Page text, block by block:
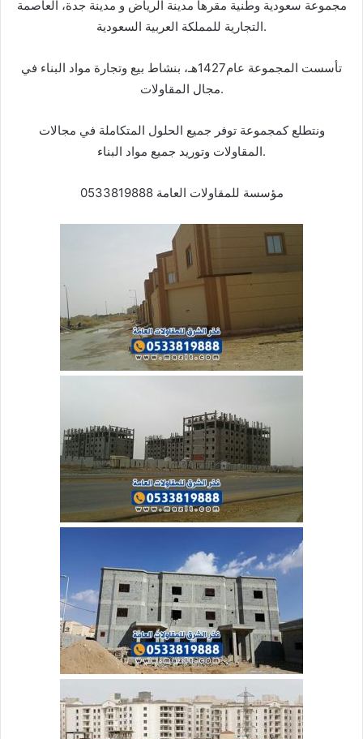
مجموعة سعودية وطنية مقرها مدينة الرياض و مدينة جدة، العاصمة
التجارية للمملكة العربية السعودية.
تأسست المجموعة عام1427هـ، بنشاط بيع وتجارة مواد البناء في
مجال المقاولات.
ونتطلع كمجموعة توفر جميع الحلول المتكاملة في مجالات
المقاولات وتوريد جميع مواد البناء.
مؤسسة للمقاولات العامة 0533819888